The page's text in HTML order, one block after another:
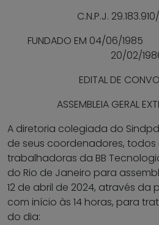
C.N.P.J.
FUNDADO EM 04/06/1985
20/02/
EDITAL DE
ASSEMBLEIA GERAL
A diretoria colegiada do
de seus coordenadores,
trabalhadoras da BB
do Rio de Janeiro para
12 de abril de 2024, através da
com início às 14 horas, para
do dia: